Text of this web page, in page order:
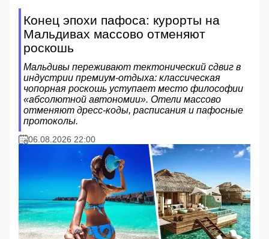
Конец эпохи пафоса: курорты на
Мальдивах массово отменяют
роскошь
Мальдивы переживают тектонический сдвиг в
индустрии премиум-отдыха: классическая
чопорная роскошь уступает место философии
«абсолютной автономии». Отели массово
отменяют дресс-коды, расписания и пафосные
протоколы.
06.08.2026 22:00